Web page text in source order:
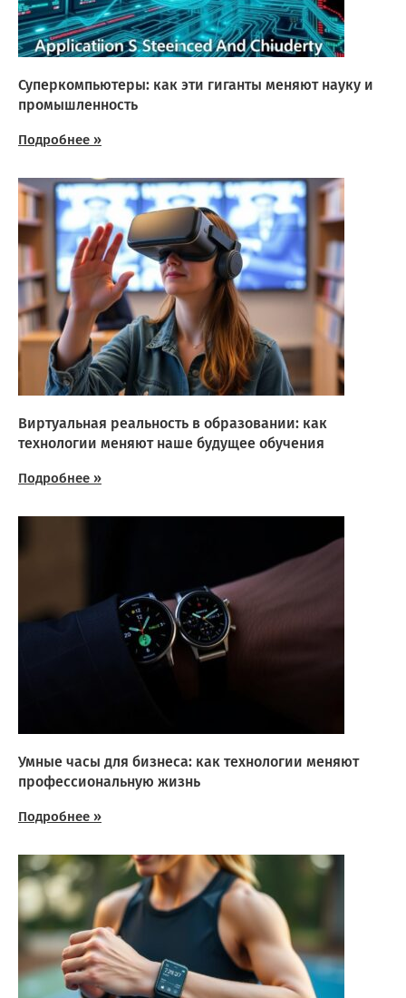
Суперкомпьютеры: как эти гиганты меняют науку и
промышленность
Подробнее »
Виртуальная реальность в образовании: как
технологии меняют наше будущее обучения
Подробнее »
Умные часы для бизнеса: как технологии меняют
профессиональную жизнь
Подробнее »